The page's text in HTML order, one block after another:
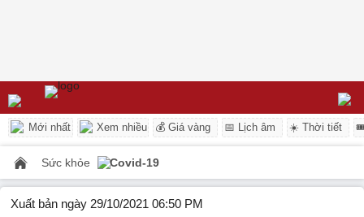
Mới nhất Xem nhiều 💰 Giá vàng 📅 Lịch âm ☀️ Thời tiết
Sức khỏe Covid-19
Xuất bản ngày 29/10/2021 06:50 PM